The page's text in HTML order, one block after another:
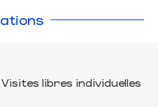
Visites libres individuelles